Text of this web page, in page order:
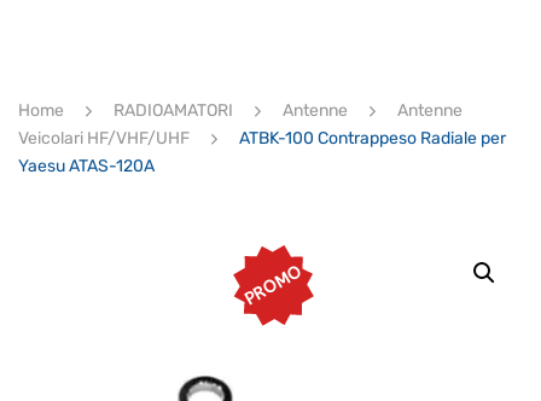
ULTIMI ARRIVI
Ricerca
prodotti
Home RADIOAMATORI Antenne
Antenne
Veicolari HF/VHF/UHF
ATBK-100 Contrappeso Radiale per
Yaesu ATAS-120A
PROMO